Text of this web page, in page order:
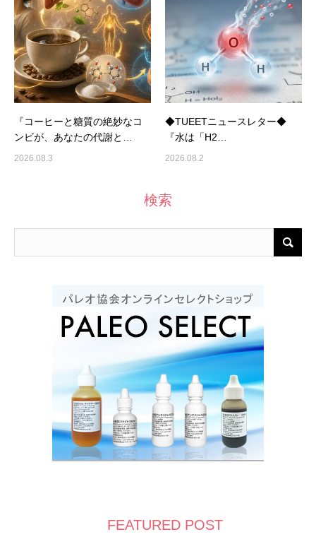
『コーヒーと糖質の絶妙なコ
ンビが、あなたの代謝と…
2026.08.3
◆TUEETニュースレター◆
『水は「H2…
2026.08.2
検索
FEATURED POST